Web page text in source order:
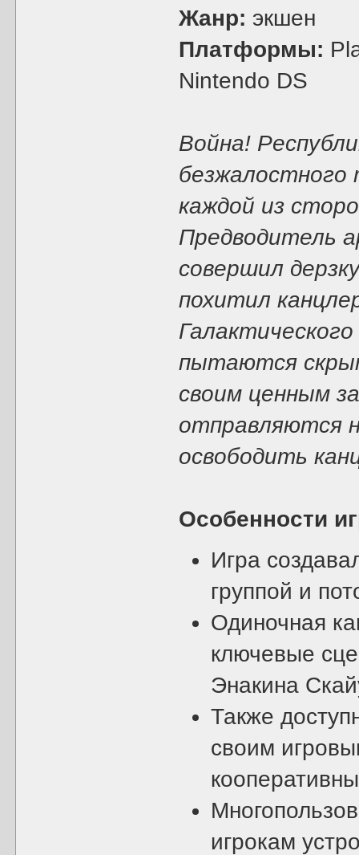
Жанр: экшен
Платформы:
Nintendo DS
Война!
безжалостного
каждой из
Предводитель
совершил
похитил
пытаются
своим ценным
отправляются
освободить
Особенности
Игра
группой и
Одиночная
ключевые
Энакина
Также
своим
игрокам